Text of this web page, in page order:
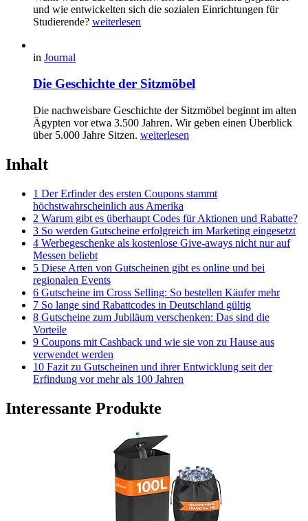
und wie entwickelten sich die sozialen Einrichtungen für
Studierende? weiterlesen
in Journal
Die Geschichte der Sitzmöbel
Die nachweisbare Geschichte der Sitzmöbel beginnt im alten
Ägypten vor etwa 3.500 Jahren. Wir geben einen Überblick
über 5.000 Jahre Sitzen. weiterlesen
Inhalt
1 Der Erfinder des ersten Coupons stammt
höchstwahrscheinlich aus Amerika
2 Warum gibt es überhaupt Codes für Aktionen und Rabatte?
3 So werden Gutscheine erfolgreich im Marketing eingesetzt
4 Werbegeschenke als kostenlose Give-aways nicht nur auf
Messen beliebt
5 Diese Arten von Gutscheinen gibt es online und bei
regionalen Events
6 Gutscheine im Cross Selling: So bestellen Käufer mehr
7 So lange sind Rabattcodes in Deutschland gültig
8 Gutscheine zum Jubiläum verschenken: Das sind die
Vorteile
9 Coupons mit Cashback und wie sie von zu Hause aus
verwendet werden
10 Fazit zu Gutscheinen und ihrer Entwicklung seit der
Erfindung vor mehr als 100 Jahren
Interessante Produkte